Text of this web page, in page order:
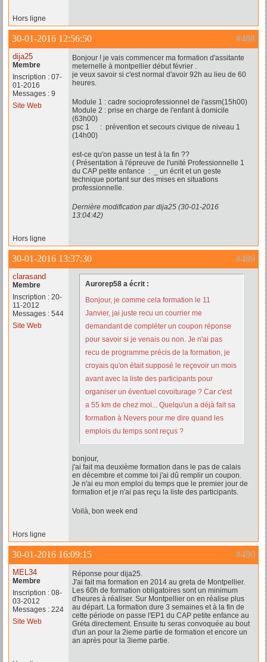
Hors ligne
#488
30-01-2016 12:56:50
dija25
Membre
Inscription : 07-
01-2016
Messages : 9
Site Web
Bonjour ! je vais commencer ma formation d'assitante
meternelle à montpellier début février .
je veux savoir si c'est normal d'avoir 92h au lieu de 60
heures.
Module 1 : cadre socioprofessionnel de l'assm(15h00)
Module 2 : prise en charge de l'enfant à domicile
(63h00)
psc 1 : prévention et secours civique de niveau 1
(14h00)
est-ce qu'on passe un test à la fin ??
( Présentation à l'épreuve de l'unité Professionnelle 1
du CAP petite enfance : _ un écrit et un geste
technique portant sur des mises en situations
professionnelle.
Dernière modification par dija25 (30-01-2016
13:04:42)
Hors ligne
#489
30-01-2016 13:37:30
clarasand
Membre
Inscription : 20-
11-2012
Messages : 544
Site Web
Aurorep58 a écrit :
Bonjour, je comme cela formation le 11
Janvier, jai juste recu un courrier me
demandant de compléter un coupon réponse
pour savoir si je venais ou non. Je n'ai pas
recu de programme précis de la formation, je
croyais qu'on était supposé le reçevoir un mois
avant avec la liste des participants pour
organiser un éventuel covoiturage ? Car c'est
a 55 km de chez moi... Quelqu'un a déjà fait sa
formation à Nevers pour me dire quand les
emplois du temps sont reçus ?
bonjour,
j'ai fait ma deuxième formation dans le pas de calais
en décembre et comme toi j'ai dû remplir un coupon.
Je n'ai eu mon emploi du temps que le premier jour de
formation et je n'ai pas reçu la liste des participants.
Voilà, bon week end
Hors ligne
#490
30-01-2016 16:09:15
MEL34
Membre
Inscription : 08-
03-2012
Messages : 224
Site Web
Réponse pour dija25.
J'ai fait ma formation en 2014 au greta de Montpellier.
Les 60h de formation obligatoires sont un minimum
d'heures à réaliser. Sur Montpellier on en réalise plus
au départ. La formation dure 3 semaines et à la fin de
cette période on passe l'EP1 du CAP petite enfance au
Gréta directement. Ensuite tu seras convoquée au bout
d'un an pour la 2ieme partie de formation et encore un
an après pour la 3ieme partie.